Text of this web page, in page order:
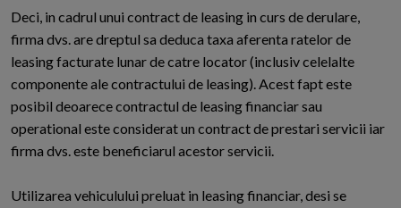
Deci, in cadrul unui contract de leasing in curs de derulare,
firma dvs. are dreptul sa deduca taxa aferenta ratelor de
leasing facturate lunar de catre locator (inclusiv celelalte
componente ale contractului de leasing). Acest fapt este
posibil deoarece contractul de leasing financiar sau
operational este considerat un contract de prestari servicii iar
firma dvs. este beneficiarul acestor servicii.
Utilizarea vehiculului preluat in leasing financiar, desi se